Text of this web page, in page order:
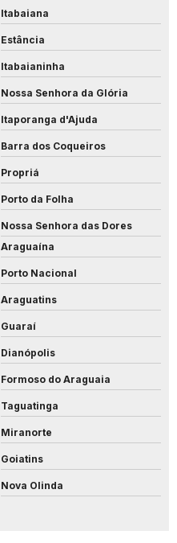
Itabaiana
Estância
Itabaianinha
Nossa Senhora da Glória
Itaporanga d'Ajuda
Barra dos Coqueiros
Propriá
Porto da Folha
Nossa Senhora das Dores
Araguaína
Porto Nacional
Araguatins
Guaraí
Dianópolis
Formoso do Araguaia
Taguatinga
Miranorte
Goiatins
Nova Olinda